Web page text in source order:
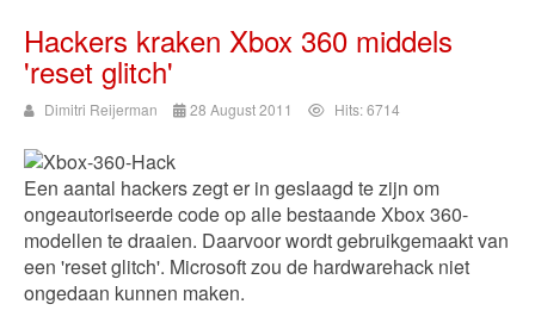
Hackers kraken Xbox 360 middels
'reset glitch'
Dimitri Reijerman 28 August 2011 Hits: 6714
Een aantal hackers zegt er in geslaagd te zijn om
ongeautoriseerde code op alle bestaande Xbox 360-
modellen te draaien. Daarvoor wordt gebruikgemaakt van
een 'reset glitch'. Microsoft zou de hardwarehack niet
ongedaan kunnen maken.